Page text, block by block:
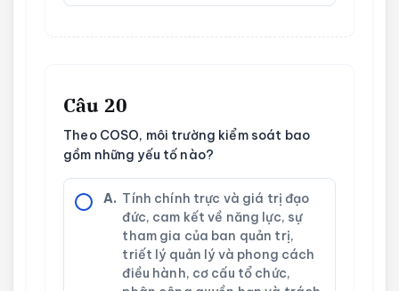
Câu 20
Theo COSO, môi trường kiểm soát bao
gồm những yếu tố nào?
A. Tính chính trực và giá trị đạo
đức, cam kết về năng lực, sự
tham gia của ban quản trị,
triết lý quản lý và phong cách
điều hành, cơ cấu tổ chức,